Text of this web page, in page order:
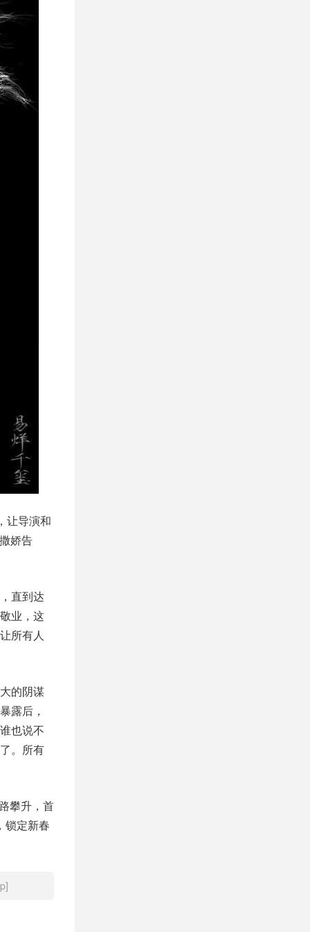
让导演和
娇告
直到达
业，这
所有人
的阴谋
露后，
也说不
。所有
攀升，首
锁定新春